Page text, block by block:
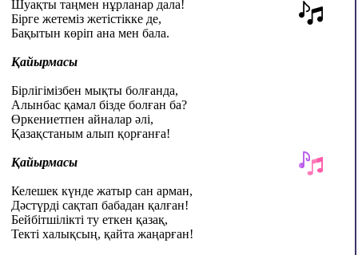
Шуақты таңмен нұрланар дала!
Бірге жетеміз жетістікке де,
Бақытын көріп ана мен бала.
Қайырмасы
Бірлігімізбен мықты болғанда,
Алынбас қамал бізде болған ба?
Өркениетпен айналар әлі,
Қазақстаным алып қорғанға!
Қайырмасы
Келешек күнде жатыр сан арман,
Дәстүрді сақтап бабадан қалған!
Бейбітшілікті ту еткен қазақ,
Текті халықсың, қайта жаңарған!